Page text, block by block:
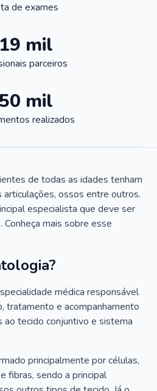
de exames
mil
parceiros
mil
realizados
de todas as idades tenham
ossos entre outros.
especialista que deve ser
mais sobre esse
médica responsável
tratamento e acompanhamento
ao tecido conjuntivo e sistema
principalmente por células,
fibras, sendo a principal